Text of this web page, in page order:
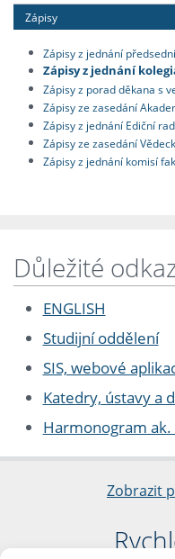
Zápisy
Zápisy z jednání
Zápisy z jednání
Zápisy z porad děkana s
Zápisy ze zasedání
Zápisy z jednání Ediční
Zápisy ze zasedání
Zápisy z jednání komisí
Důležité
ENGLISH
Studijní oddělení
SIS, webové
Katedry, ústavy a
Harmonogram
Zobrazit